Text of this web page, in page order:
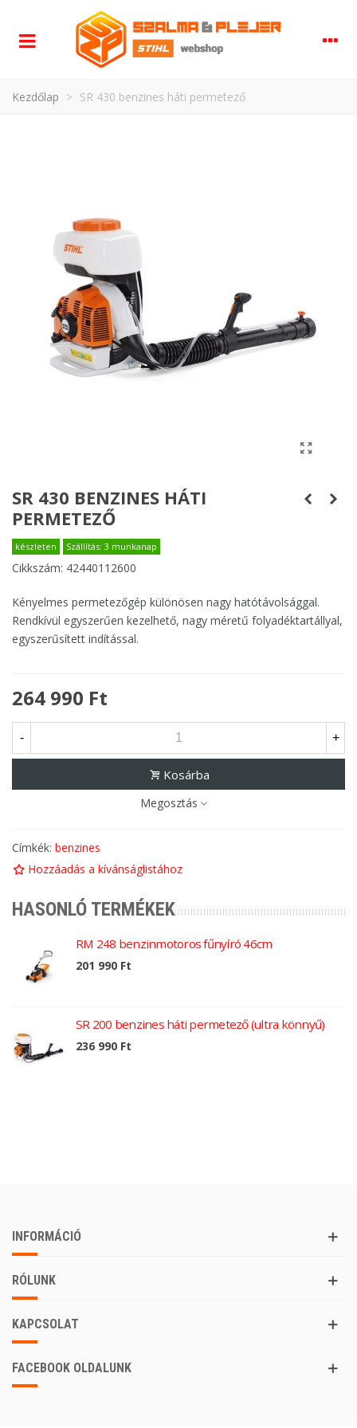
Kezdőlap > SR 430 benzines háti permetező
SR 430 BENZINES HÁTI
PERMETEZŐ
készleten Szállítás: 3 munkanap
Cikkszám: 42440112600
Kényelmes permetezőgép különösen nagy hatótávolsággal.
Rendkívül egyszerűen kezelhető, nagy méretű folyadéktartállyal,
egyszerűsített indítással.
264 990 Ft
- +
Kosárba
Megosztás
Címkék: benzines
Hozzáadás a kívánságlistához
HASONLÓ TERMÉKEK
RM 248 benzinmotoros fűnyíró 46cm
201 990 Ft
SR 200 benzines háti permetező (ultra könnyű)
236 990 Ft
INFORMÁCIÓ
RÓLUNK
KAPCSOLAT
FACEBOOK OLDALUNK